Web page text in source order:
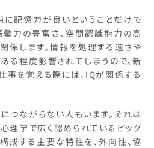
に記憶力が良いということだけで
彙力の豊富さ、空間認識能力の高
係します。情報を処理する速さや
る程度影響されてしまうので、新
事を覚える際には、IQが関係する
つながらない人もいます。それは
理学で広く認められているビッグ
成する主要な特性を、外向性、協